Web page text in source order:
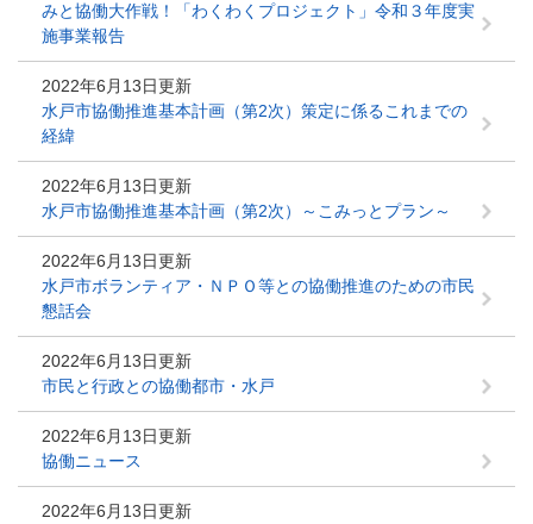
みと協働大作戦！「わくわくプロジェクト」令和３年度実
施事業報告
2022年6月13日更新
水戸市協働推進基本計画（第2次）策定に係るこれまでの
経緯
2022年6月13日更新
水戸市協働推進基本計画（第2次）～こみっとプラン～
2022年6月13日更新
水戸市ボランティア・ＮＰＯ等との協働推進のための市民
懇話会
2022年6月13日更新
市民と行政との協働都市・水戸
2022年6月13日更新
協働ニュース
2022年6月13日更新